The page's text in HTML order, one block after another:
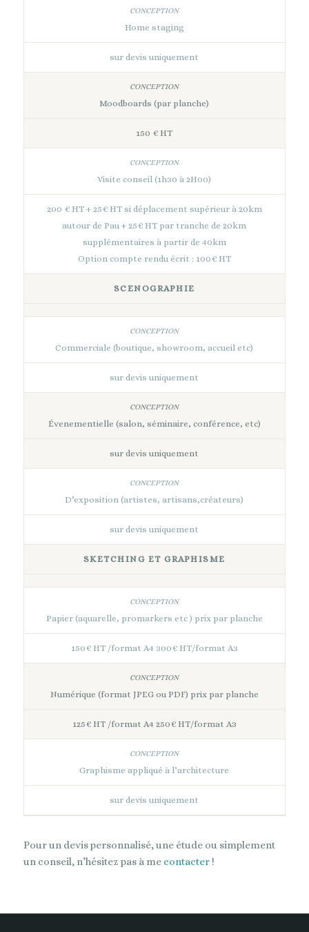
Home staging
sur devis uniquement
Moodboards (par planche)
150 € HT
Visite conseil (1h30 à 2H00)
200 € HT + 25€ HT si déplacement supérieur à 20km
autour de Pau + 25€ HT par tranche de 20km
supplémentaires à partir de 40km
Option compte rendu écrit : 100€ HT
SCENOGRAPHIE
Commerciale (boutique, showroom, accueil etc)
sur devis uniquement
Évenementielle (salon, séminaire, conférence, etc)
sur devis uniquement
D’exposition (artistes, artisans,créateurs)
sur devis uniquement
SKETCHING ET GRAPHISME
Papier (aquarelle, promarkers etc ) prix par planche
150€ HT /format A4 300€ HT/format A3
Numérique (format JPEG ou PDF) prix par planche
125€ HT /format A4 250€ HT/format A3
Graphisme appliqué à l’architecture
sur devis uniquement
Pour un devis personnalisé, une étude ou simplement
un conseil, n’hésitez pas à me contacter!